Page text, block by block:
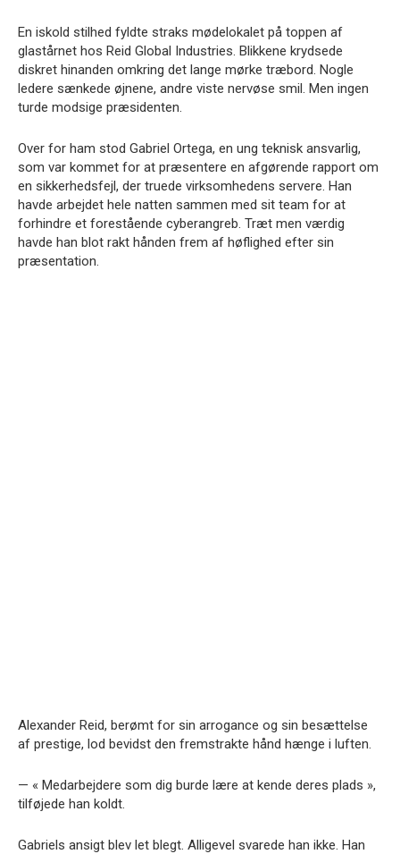
En iskold stilhed fyldte straks mødelokalet på toppen af
glastårnet hos Reid Global Industries. Blikkene krydsede
diskret hinanden omkring det lange mørke træbord. Nogle
ledere sænkede øjnene, andre viste nervøse smil. Men ingen
turde modsige præsidenten.
Over for ham stod Gabriel Ortega, en ung teknisk ansvarlig,
som var kommet for at præsentere en afgørende rapport om
en sikkerhedsfejl, der truede virksomhedens servere. Han
havde arbejdet hele natten sammen med sit team for at
forhindre et forestående cyberangreb. Træt men værdig
havde han blot rakt hånden frem af høflighed efter sin
præsentation.
Alexander Reid, berømt for sin arrogance og sin besættelse
af prestige, lod bevidst den fremstrakte hånd hænge i luften.
— « Medarbejdere som dig burde lære at kende deres plads »,
tilføjede han koldt.
Gabriels ansigt blev let blegt. Alligevel svarede han ikke. Han